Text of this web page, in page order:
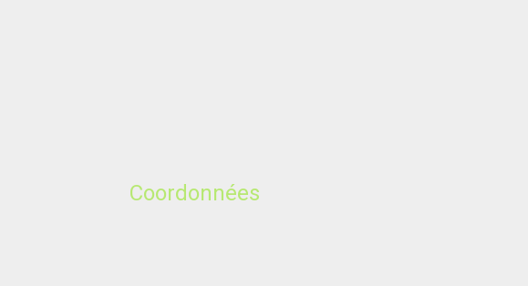
Coordonnées